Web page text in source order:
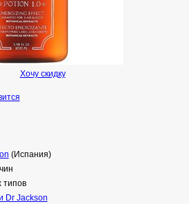
Хочу скидку
(Испания)
типов
Dr Jackson